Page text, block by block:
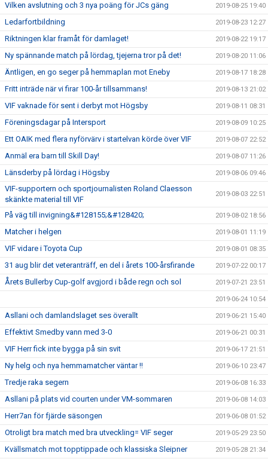
Vilken avslutning och 3 nya poäng för JCs gäng 2019-08-25 19:40
Ledarfortbildning 2019-08-23 12:27
Riktningen klar framåt för damlaget! 2019-08-22 19:17
Ny spännande match på lördag, tjejerna tror på det! 2019-08-20 11:06
Äntligen, en go seger på hemmaplan mot Eneby 2019-08-17 18:28
Fritt inträde när vi firar 100-år tillsammans! 2019-08-13 21:02
VIF vaknade för sent i derbyt mot Högsby 2019-08-11 08:31
Föreningsdagar på Intersport 2019-08-09 10:25
Ett OAIK med flera nyförvärv i startelvan körde över VIF 2019-08-07 22:52
Anmäl era barn till Skill Day! 2019-08-07 11:26
Länsderby på lördag i Högsby 2019-08-06 09:46
VIF-supportern och sportjournalisten Roland Claesson
skänkte material till VIF
2019-08-03 22:51
På väg till invigning&#128155;&#128420; 2019-08-02 18:56
Matcher i helgen 2019-08-01 11:19
VIF vidare i Toyota Cup 2019-08-01 08:35
31 aug blir det veteranträff, en del i årets 100-årsfirande 2019-07-22 00:17
Årets Bullerby Cup-golf avgjord i både regn och sol 2019-07-21 23:51
2019-06-24 10:54
Asllani och damlandslaget ses överallt 2019-06-21 15:40
Effektivt Smedby vann med 3-0 2019-06-21 00:31
VIF Herr fick inte bygga på sin svit 2019-06-17 21:51
Ny helg och nya hemmamatcher väntar !! 2019-06-10 23:47
Tredje raka segern 2019-06-08 16:33
Asllani på plats vid courten under VM-sommaren 2019-06-08 14:03
Herr7an för fjärde säsongen 2019-06-08 01:52
Otroligt bra match med bra utveckling= VIF seger 2019-05-29 23:50
Kvällsmatch mot topptippade och klassiska Sleipner 2019-05-28 21:34